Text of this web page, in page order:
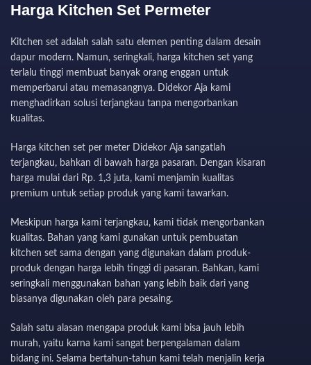
Harga Kitchen Set Permeter
Kitchen set adalah salah satu elemen penting dalam desain
dapur modern. Namun, seringkali, harga kitchen set yang
terlalu tinggi membuat banyak orang enggan untuk
memperbarui atau memasangnya. Didekor Aja kami
menghadirkan solusi terjangkau tanpa mengorbankan
kualitas.
Harga kitchen set per meter Didekor Aja sangatlah
terjangkau, bahkan di bawah harga pasaran. Dengan kisaran
harga mulai dari Rp. 1,3 juta, kami menjamin kualitas
premium untuk setiap produk yang kami tawarkan.
Meskipun harga kami terjangkau, kami tidak mengorbankan
kualitas. Bahan yang kami gunakan untuk pembuatan
kitchen set sama dengan yang digunakan dalam produk-
produk dengan harga lebih tinggi di pasaran. Bahkan, kami
seringkali menggunakan bahan yang lebih baik dari yang
biasanya digunakan oleh para pesaing.
Salah satu alasan mengapa produk kami bisa jauh lebih
murah, yaitu karna kami sangat berpengalaman dalam
bidang ini. Selama bertahun-tahun kami telah menjalin kerja